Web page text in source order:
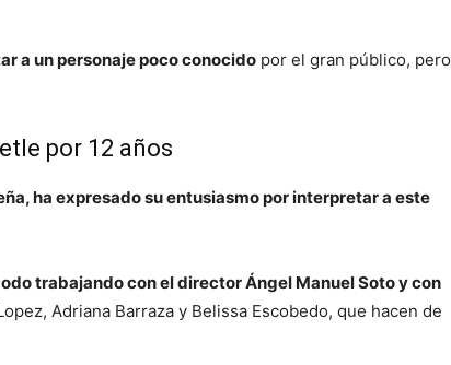
a un personaje poco conocido por el gran público, pero
por 12 años
ha expresado su entusiasmo por interpretar a este
trabajando con el director Ángel Manuel Soto y con
Adriana Barraza y Belissa Escobedo, que hacen de